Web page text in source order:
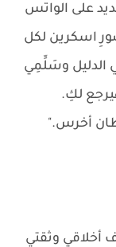
على الواتس
اسكرين لكل
الدليل وسَلِّمِي
لكِ.
أخرس."
أخلاقي وثقتي